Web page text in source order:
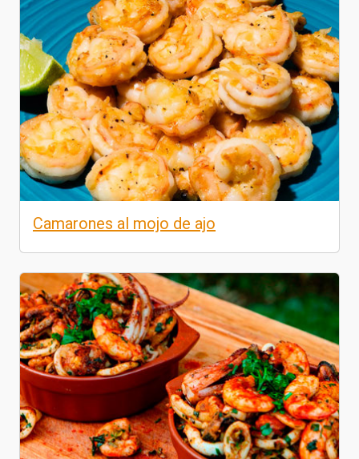
Camarones al mojo de ajo